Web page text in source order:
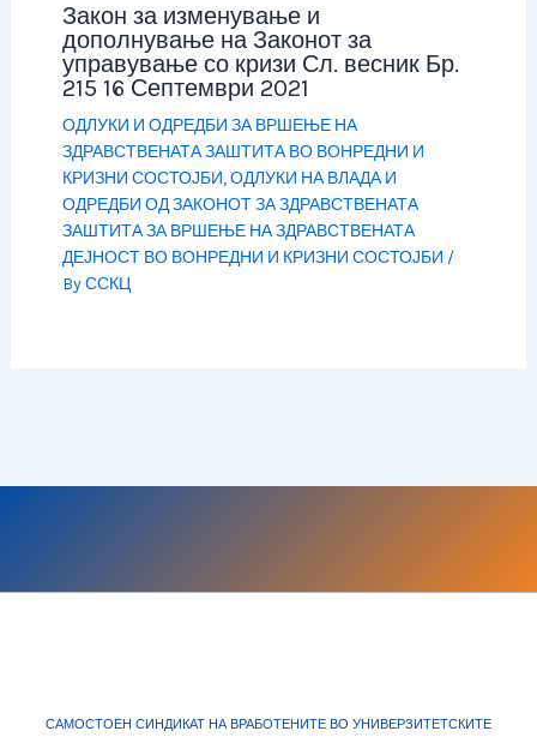
Закон за изменување и
дополнување на Законот за
управување со кризи Сл. весник Бр.
215 16 Септември 2021
ОДЛУКИ И ОДРЕДБИ ЗА ВРШЕЊЕ НА
ЗДРАВСТВЕНАТА ЗАШТИТА ВО ВОНРЕДНИ И
КРИЗНИ СОСТОЈБИ,ОДЛУКИ НА ВЛАДА И
ОДРЕДБИ ОД ЗАКОНОТ ЗА ЗДРАВСТВЕНАТА
ЗАШТИТА ЗА ВРШЕЊЕ НА ЗДРАВСТВЕНАТА
ДЕЈНОСТ ВО ВОНРЕДНИ И КРИЗНИ СОСТОЈБИ /
ByССКЦ
САМОСТОЕН СИНДИКАТ НА ВРАБОТЕНИТЕ ВО УНИВЕРЗИТЕТСКИТЕ